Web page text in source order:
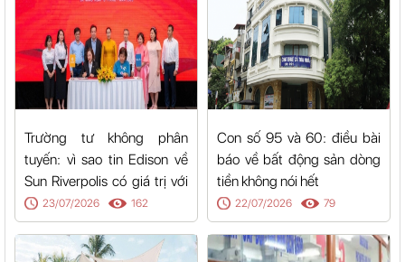
Trường tư không phân
tuyến: vì sao tin Edison về
Sun Riverpolis có giá trị với
cả Hòa Xuân
23/07/2026 162
Con số 95 và 60: điều bài
báo về bất động sản dòng
tiền không nói hết
22/07/2026 79